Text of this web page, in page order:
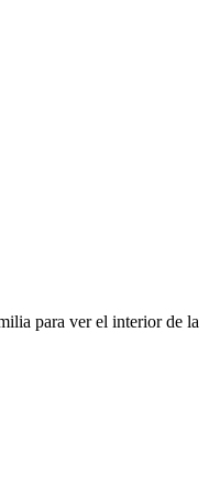
para ver el interior de la